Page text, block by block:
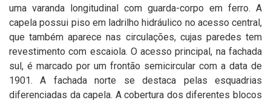
uma varanda longitudinal com guarda-corpo em ferro. A
capela possui piso em ladrilho hidráulico no acesso central,
que também aparece nas circulações, cujas paredes tem
revestimento com escaiola. O acesso principal, na fachada
sul, é marcado por um frontão semicircular com a data de
1901. A fachada norte se destaca pelas esquadrias
diferenciadas da capela. A cobertura dos diferentes blocos